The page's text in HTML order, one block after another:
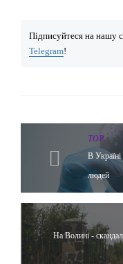
Підписуйтеся на нашу
Telegram!
TOP
В Україні
людей
На Волині - скандал